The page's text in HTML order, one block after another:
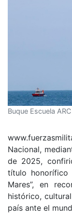
Buque Escuela ARC
Nacional,
de 2025,
título honorífico
Mares”, en
histórico,
país ante el